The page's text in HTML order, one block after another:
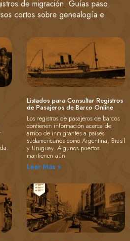
de migración. Guías paso
cortos sobre genealogía e
Listados para Consultar Registros
de Pasajeros de Barco Online
Los registros de pasajeros de barcos
contienen información acerca del
arribo de inmigrantes a países
sudamericanos como Argentina, Brasil
y Uruguay. Algunos puertos
mantienen aún
Leer Más »